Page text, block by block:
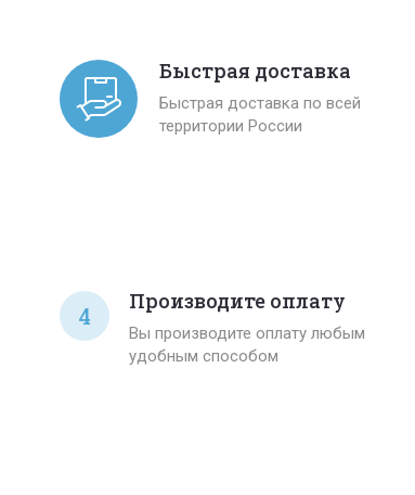
Быстрая доставка
Быстрая доставка по всей
территории России
4
Производите оплату
Вы производите оплату любым
удобным способом